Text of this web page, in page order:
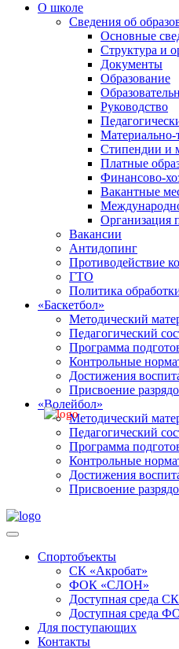
О школе
Сведения об
Основные
Структура и
Документы
Образование
Руководство
Материально-
Стипендии и
Платные
Финансово-
Вакантные
Организация
Вакансии
Антидопинг
Противодействие
ГТО
Политика
«Баскетбол»
Методический
Педагогический
Программа
Контрольные
Достижения
Присвоение
«Волейбол»
Методический
Педагогический
Программа
Контрольные
Достижения
Присвоение
Спортобъекты
СК «Акробат»
ФОК «СЛОН»
Доступная среда
Доступная среда
Для поступающих
Контакты